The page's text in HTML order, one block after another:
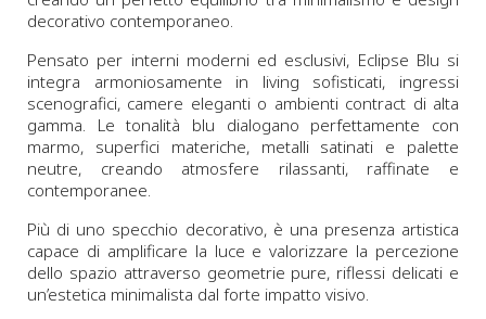
decorativo contemporaneo.
Pensato per interni moderni ed esclusivi, Eclipse Blu si
integra armoniosamente in living sofisticati, ingressi
scenografici, camere eleganti o ambienti contract di alta
gamma. Le tonalità blu dialogano perfettamente con
marmo, superfici materiche, metalli satinati e palette
neutre, creando atmosfere rilassanti, raffinate e
contemporanee.
Più di uno specchio decorativo, è una presenza artistica
capace di amplificare la luce e valorizzare la percezione
dello spazio attraverso geometrie pure, riflessi delicati e
un’estetica minimalista dal forte impatto visivo.